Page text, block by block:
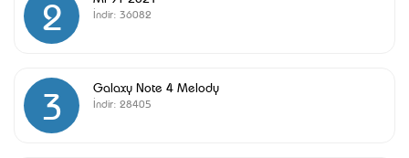
2 İndir: 36082
3 Galaxy Note 4 Melody
İndir: 28405